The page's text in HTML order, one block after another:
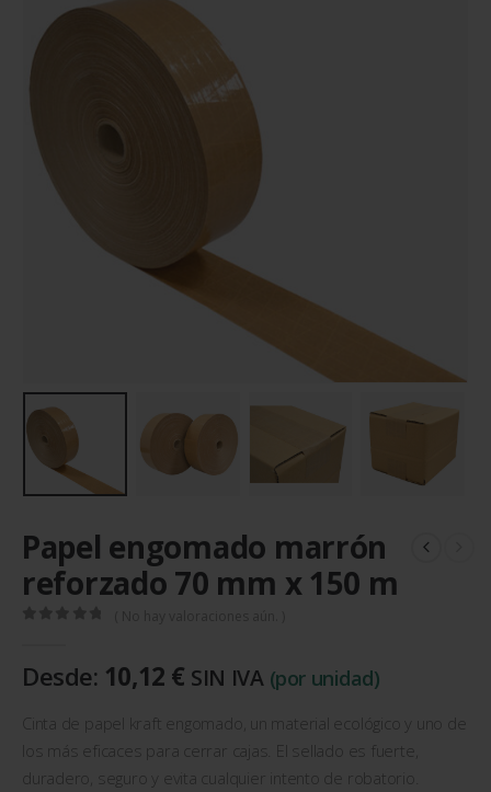
Papel engomado marrón
reforzado 70 mm x 150 m
Desde: 10,12 € SIN IVA (por unidad)
Cinta de papel kraft engomado, un material ecológico y uno de
los más eficaces para cerrar cajas. El sellado es fuerte,
duradero, seguro y evita cualquier intento de robatorio.